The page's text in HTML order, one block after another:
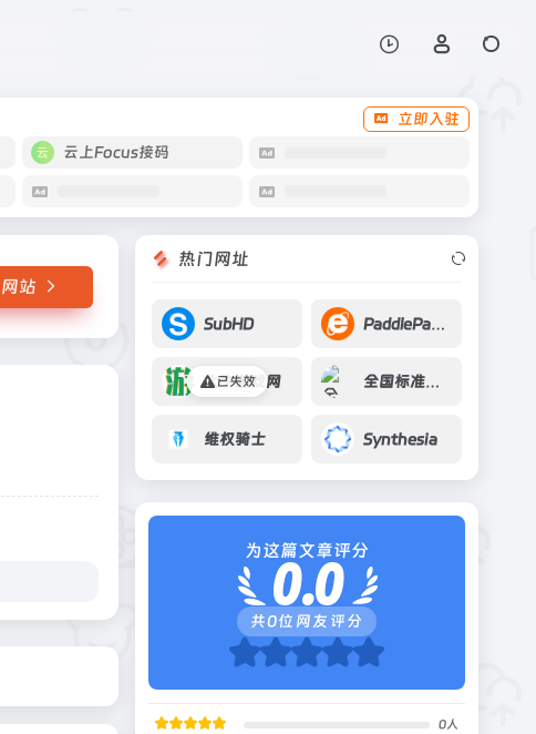
立即入驻
云上Focus接码
站
热门网址
SubHD PaddlePaddle
已失效
大牛游戏网 全国标准信息平台
维权骑士 Synthesia
为这篇文章评分
0.0
共0位网友评分
0人